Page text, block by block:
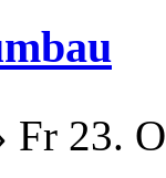
Fr 23.